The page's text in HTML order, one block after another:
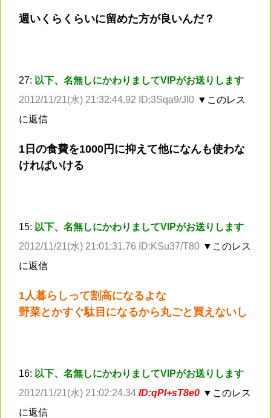
週いくらくらいに留めた方が良いんだ？
27: 以下、名無しにかわりましてVIPがお送りします
2012/11/21(水) 21:32:44.92 ID:3Sqa9/JI0 ▼このレス
に返信
1日の食費を1000円に抑えて他になんも使わな
ければいける
15: 以下、名無しにかわりましてVIPがお送りします
2012/11/21(水) 21:01:31.76 ID:KSu37/T80 ▼このレス
に返信
1人暮らしって割高になるよな
野菜とかすぐ駄目になるから丸ごと買えないし
16: 以下、名無しにかわりましてVIPがお送りします
2012/11/21(水) 21:02:24.34 ID:qPl+sT8e0 ▼このレス
に返信